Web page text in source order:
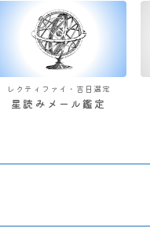
レクティファイ・吉日選定
星読みメール鑑定